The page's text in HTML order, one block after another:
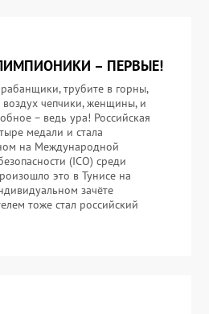
– ПЕРВЫЕ!
трубите в горны,
воздух чепчики, женщины, и
– ведь ура! Российская
медали и стала
на Международной
(ICO) среди
это в Тунисе на
зачёте
тоже стал российский